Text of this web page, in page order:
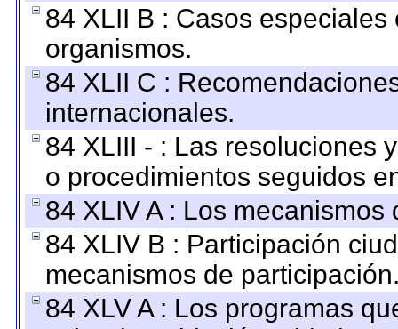
84 XLII B : Casos
organismos.
84 XLII C :
internacionales.
84 XLIII - : Las resoluciones
o procedimientos seguidos
84 XLIV A : Los
84 XLIV B : Participación
mecanismos de
84 XLV A : Los programas